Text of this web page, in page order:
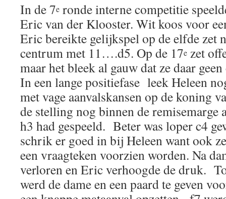
In de 7e ronde interne competitie
Eric van der Klooster. Wit koos voor
Eric bereikte gelijkspel op de elfde zet
centrum met 11….d5. Op de 17e zet
maar het bleek al gauw dat ze daar
In een lange positiefase leek Heleen
met vage aanvalskansen op de koning
de stelling nog binnen de remisemarge
h3 had gespeeld. Beter was loper c4
schrik er goed in bij Heleen want ook
een vraagteken voorzien worden. Na
verloren en Eric verhoogde de druk.
werd de dame en een paard te geven